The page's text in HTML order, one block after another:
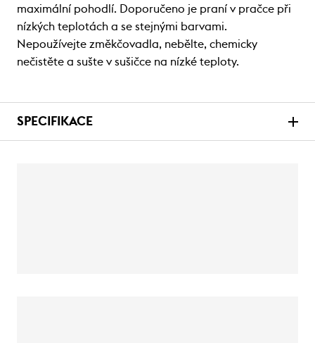
maximální pohodlí. Doporučeno je praní v pračce při
nízkých teplotách a se stejnými barvami.
Nepoužívejte změkčovadla, nebělte, chemicky
nečistěte a sušte v sušičce na nízké teploty.
SPECIFIKACE